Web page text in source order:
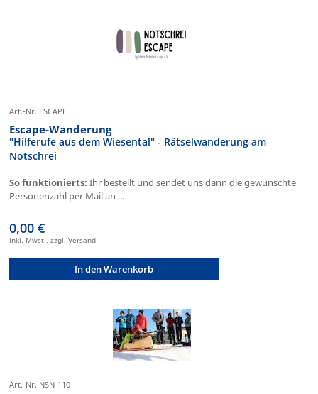
Art.-Nr. ESCAPE
Escape-Wanderung
"Hilferufe aus dem Wiesental" - Rätselwanderung am
Notschrei
So funktionierts: Ihr bestellt und sendet uns dann die gewünschte
Personenzahl per Mail an ...
0,00 €
inkl. Mwst., zzgl. Versand
In den Warenkorb
Art.-Nr. NSN-110